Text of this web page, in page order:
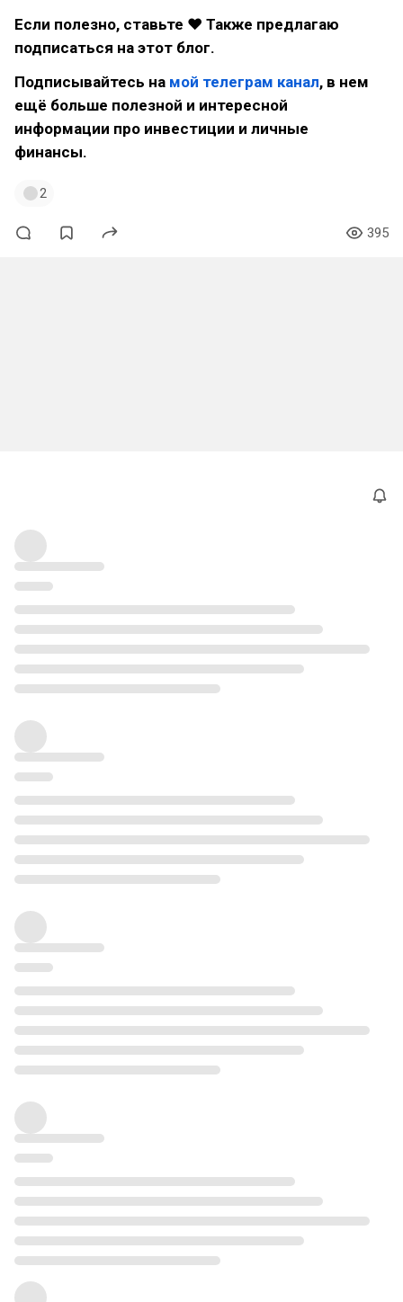
Если полезно, ставьте ❤ Также предлагаю
подписаться на этот блог.
Подписывайтесь на мой телеграм канал, в нем
ещё больше полезной и интересной
информации про инвестиции и личные
финансы.
2
395